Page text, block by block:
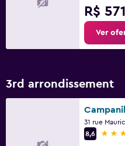
R$ 571
Ver
3rd arrondissement
8,6
3